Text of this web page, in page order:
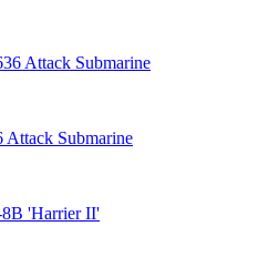
Submarine